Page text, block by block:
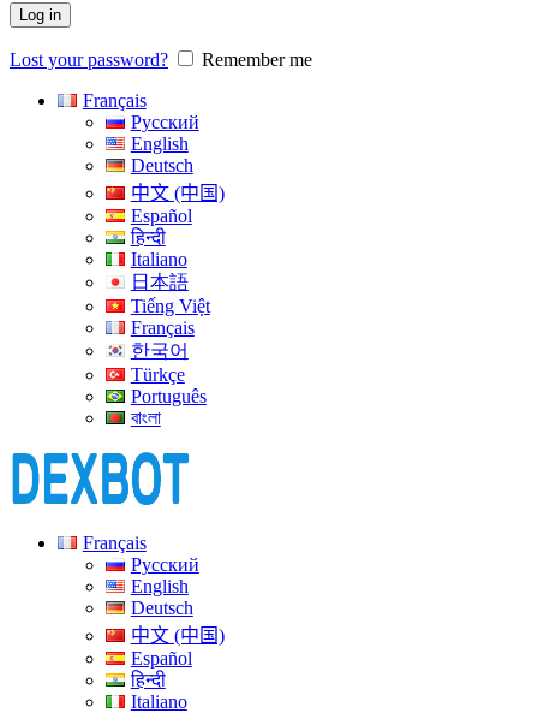
Log in
Lost your password?
Remember me
Français
Русский
English
Deutsch
中文 (中国)
Español
हिन्दी
Italiano
日本語
Tiếng Việt
Français
한국어
Türkçe
Português
বাংলা
Français
Русский
English
Deutsch
中文 (中国)
Español
हिन्दी
Italiano